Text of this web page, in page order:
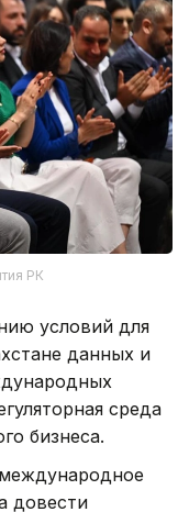
РК
условий для
данных и
среда
бизнеса.
довести